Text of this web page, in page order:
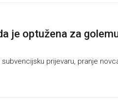
je optužena za
prijevaru, pranje